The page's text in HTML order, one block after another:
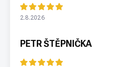
2.8.2026
PETR ŠTĚPNIČKA